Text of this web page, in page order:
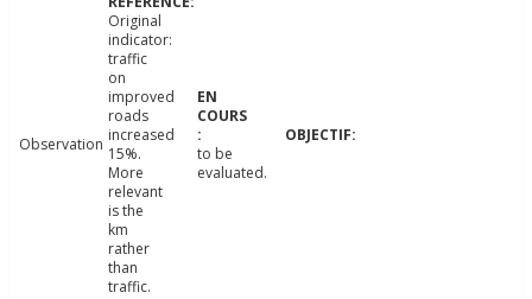
Observation
Original
indicator:
traffic
on
improved
roads
increased
15%.
More
relevant
is the
km
rather
than
traffic.
to be
evaluated.